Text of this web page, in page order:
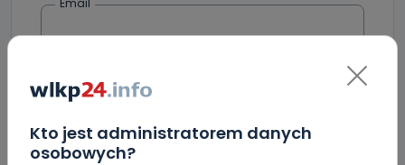
Kto jest administratorem danych
osobowych?
Email